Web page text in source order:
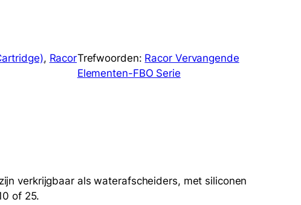
, RacorTrefwoorden: Racor Vervangende
Elementen-FBO Serie
verkrijgbaar als waterafscheiders, met siliconen
of 25.